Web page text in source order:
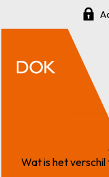
Wat is het